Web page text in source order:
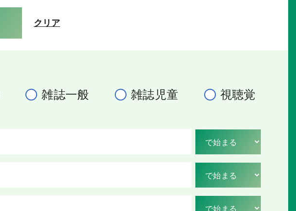
クリア
雑誌一般 雑誌児童
視聴覚